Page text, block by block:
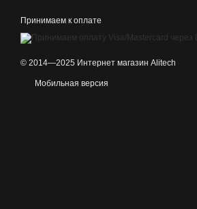
Принимаем к оплате
© 2014—2025 Интернет магазин Alitech
Мобильная версия